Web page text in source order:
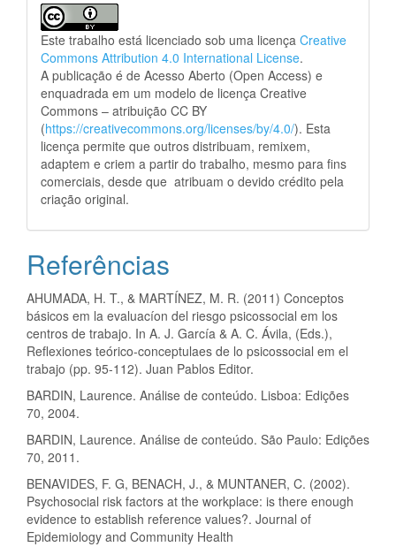
Este trabalho está licenciado sob uma licença Creative
Commons Attribution 4.0 International License.
A publicação é de Acesso Aberto (Open Access) e
enquadrada em um modelo de licença Creative
Commons – atribuição CC BY
(https://creativecommons.org/licenses/by/4.0/). Esta
licença permite que outros distribuam, remixem,
adaptem e criem a partir do trabalho, mesmo para fins
comerciais, desde que atribuam o devido crédito pela
criação original.
Referências
AHUMADA, H. T., & MARTÍNEZ, M. R. (2011) Conceptos
básicos em la evaluacíon del riesgo psicossocial em los
centros de trabajo. In A. J. García & A. C. Ávila, (Eds.),
Reflexiones teórico-conceptulaes de lo psicossocial em el
trabajo (pp. 95-112). Juan Pablos Editor.
BARDIN, Laurence. Análise de conteúdo. Lisboa: Edições
70, 2004.
BARDIN, Laurence. Análise de conteúdo. São Paulo: Edições
70, 2011.
BENAVIDES, F. G, BENACH, J., & MUNTANER, C. (2002).
Psychosocial risk factors at the workplace: is there enough
evidence to establish reference values?. Journal of
Epidemiology and Community Health